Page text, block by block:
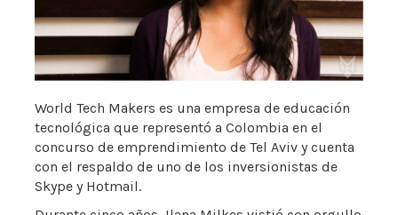
World Tech Makers es una empresa de educación
tecnológica que representó a Colombia en el
concurso de emprendimiento de Tel Aviv y cuenta
con el respaldo de uno de los inversionistas de
Skype y Hotmail.